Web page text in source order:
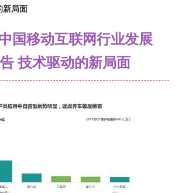
新局面
国移动互联网行业发展
技术驱动的新局面